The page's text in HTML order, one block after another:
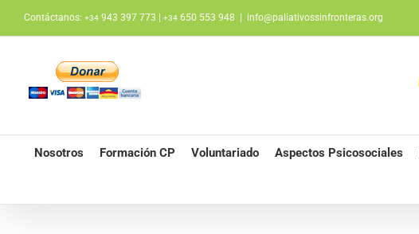
contenido
Contáctanos: +34 943 397 773 | +34 650 553 948 info@paliativossinfronteras.org
Nosotros Formación CP Voluntariado Aspectos Psicosociales